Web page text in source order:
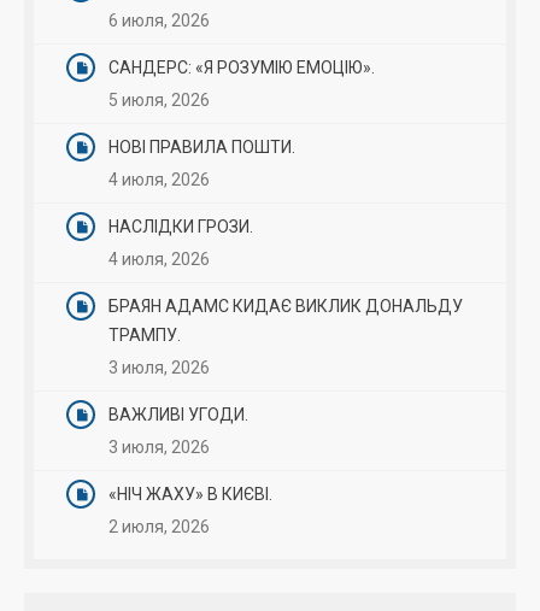
6 июля, 2026
САНДЕРС: «Я РОЗУМІЮ ЕМОЦІЮ».
5 июля, 2026
НОВІ ПРАВИЛА ПОШТИ.
4 июля, 2026
НАСЛІДКИ ГРОЗИ.
4 июля, 2026
БРАЯН АДАМС КИДАЄ ВИКЛИК ДОНАЛЬДУ
ТРАМПУ.
3 июля, 2026
ВАЖЛИВІ УГОДИ.
3 июля, 2026
«НІЧ ЖАХУ» В КИЄВІ.
2 июля, 2026